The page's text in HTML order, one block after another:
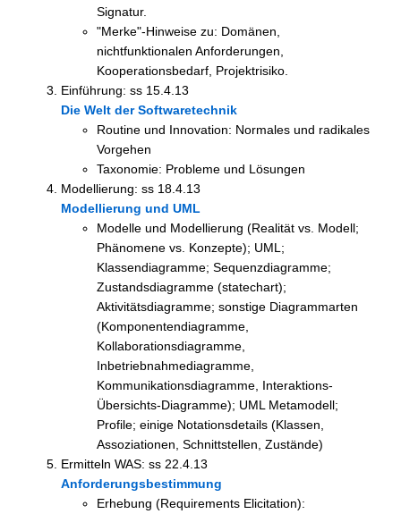
Signatur.
"Merke"-Hinweise zu: Domänen,
nichtfunktionalen Anforderungen,
Kooperationsbedarf, Projektrisiko.
Einführung: ss 15.4.13
Die Welt der Softwaretechnik
Routine und Innovation: Normales und radikales
Vorgehen
Taxonomie: Probleme und Lösungen
Modellierung: ss 18.4.13
Modellierung und UML
Modelle und Modellierung (Realität vs. Modell;
Phänomene vs. Konzepte); UML;
Klassendiagramme; Sequenzdiagramme;
Zustandsdiagramme (statechart);
Aktivitätsdiagramme; sonstige Diagrammarten
(Komponentendiagramme,
Kollaborationsdiagramme,
Inbetriebnahmediagramme,
Kommunikationsdiagramme, Interaktions-
Übersichts-Diagramme); UML Metamodell;
Profile; einige Notationsdetails (Klassen,
Assoziationen, Schnittstellen, Zustände)
Ermitteln WAS: ss 22.4.13
Anforderungsbestimmung
Erhebung (Requirements Elicitation):